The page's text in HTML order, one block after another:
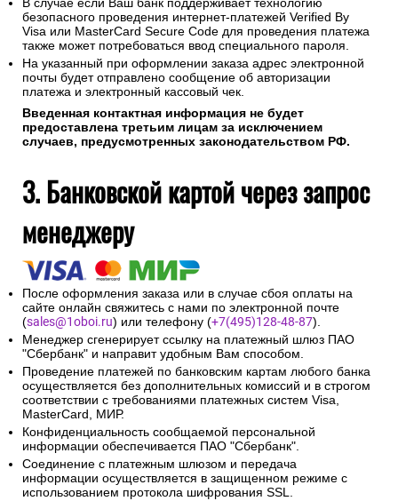
В случае если Ваш банк поддерживает технологию
безопасного проведения интернет-платежей Verified By
Visa или MasterCard Secure Code для проведения платежа
также может потребоваться ввод специального пароля.
На указанный при оформлении заказа адрес электронной
почты будет отправлено сообщение об авторизации
платежа и электронный кассовый чек.
Введенная контактная информация не будет
предоставлена третьим лицам за исключением
случаев, предусмотренных законодательством РФ.
3. Банковской картой через запрос
менеджеру
После оформления заказа или в случае сбоя оплаты на
сайте онлайн свяжитесь с нами по электронной почте
(sales@1oboi.ru) или телефону (+7(495)128-48-87).
Менеджер сгенерирует ссылку на платежный шлюз ПАО
"Сбербанк" и направит удобным Вам способом.
Проведение платежей по банковским картам любого банка
осуществляется без дополнительных комиссий и в строгом
соответствии с требованиями платежных систем Visa,
MasterCard, МИР.
Конфиденциальность сообщаемой персональной
информации обеспечивается ПАО "Сбербанк".
Соединение с платежным шлюзом и передача
информации осуществляется в защищенном режиме с
использованием протокола шифрования SSL.